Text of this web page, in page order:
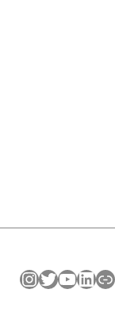
인스타그램트위터YouTube LinkedIn 링크